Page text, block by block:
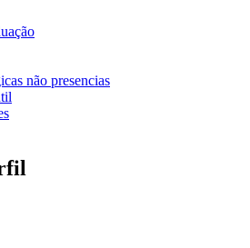
não presencias